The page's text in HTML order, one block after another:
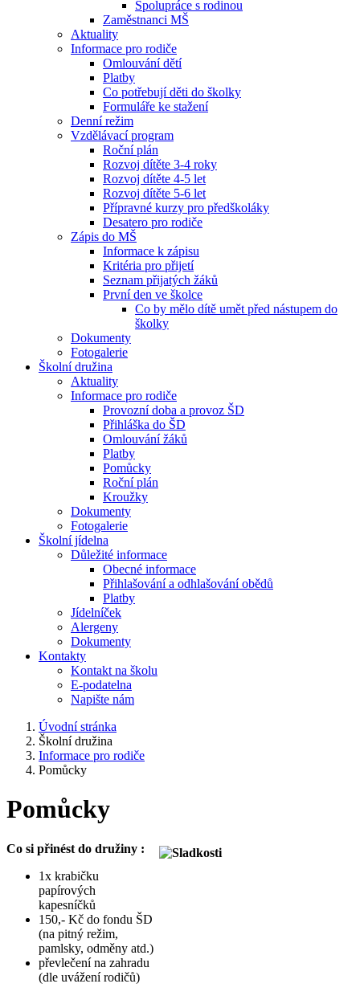
Spolupráce s rodinou
Zaměstnanci MŠ
Aktuality
Informace pro rodiče
Omlouvání dětí
Platby
Co potřebují děti do školky
Formuláře ke stažení
Denní režim
Vzdělávací program
Roční plán
Rozvoj dítěte 3-4 roky
Rozvoj dítěte 4-5 let
Rozvoj dítěte 5-6 let
Přípravné kurzy pro předškoláky
Desatero pro rodiče
Zápis do MŠ
Informace k zápisu
Kritéria pro přijetí
Seznam přijatých žáků
První den ve školce
Co by mělo dítě umět před nástupem do
školky
Dokumenty
Fotogalerie
Školní družina
Aktuality
Informace pro rodiče
Provozní doba a provoz ŠD
Přihláška do ŠD
Omlouvání žáků
Platby
Pomůcky
Roční plán
Kroužky
Dokumenty
Fotogalerie
Školní jídelna
Důležité informace
Obecné informace
Přihlašování a odhlašování obědů
Platby
Jídelníček
Alergeny
Dokumenty
Kontakty
Kontakt na školu
E-podatelna
Napište nám
Úvodní stránka
Školní družina
Informace pro rodiče
Pomůcky
Pomůcky
Co si přinést do družiny :
1x krabičku
papírových
kapesníčků
150,- Kč do fondu ŠD
(na pitný režim,
pamlsky, odměny atd.)
převlečení na zahradu
(dle uvážení rodičů)